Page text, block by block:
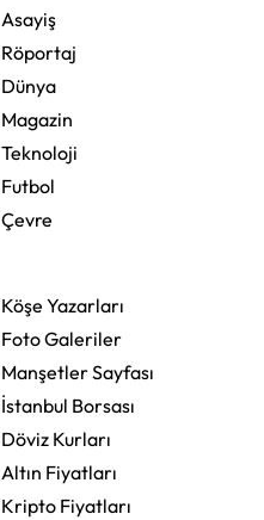
Asayiş
Röportaj
Dünya
Magazin
Teknoloji
Futbol
Çevre
Köşe Yazarları
Foto Galeriler
Manşetler Sayfası
İstanbul Borsası
Döviz Kurları
Altın Fiyatları
Kripto Fiyatları